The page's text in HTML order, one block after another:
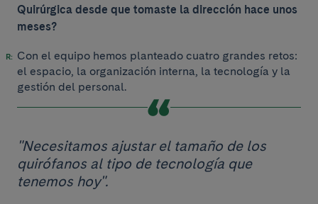
Quirúrgica desde que tomaste la dirección hace unos
meses?
Con el equipo hemos planteado cuatro grandes retos:
el espacio, la organización interna, la tecnología y la
gestión del personal.
"Necesitamos ajustar el tamaño de los
quirófanos al tipo de tecnología que
tenemos hoy".